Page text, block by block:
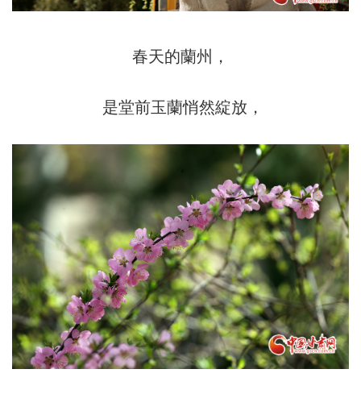
春天的蘭州，
是堂前玉蘭悄然綻放，